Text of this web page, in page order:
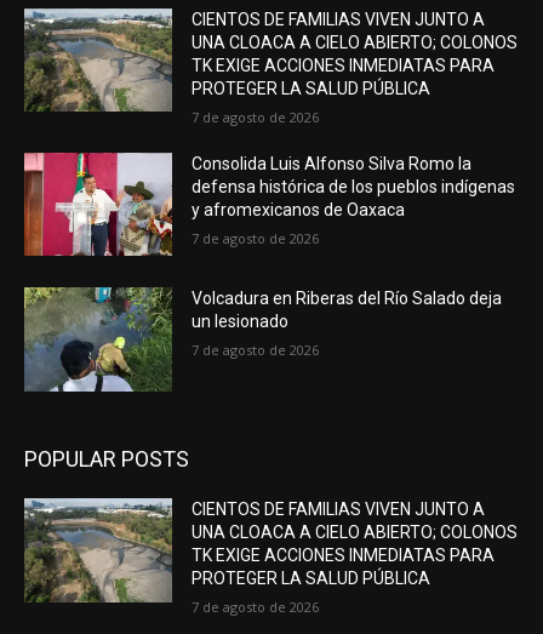
CIENTOS DE FAMILIAS VIVEN JUNTO A
UNA CLOACA A CIELO ABIERTO; COLONOS
TK EXIGE ACCIONES INMEDIATAS PARA
PROTEGER LA SALUD PÚBLICA
7 de agosto de 2026
Consolida Luis Alfonso Silva Romo la
defensa histórica de los pueblos indígenas
y afromexicanos de Oaxaca
7 de agosto de 2026
Volcadura en Riberas del Río Salado deja
un lesionado
7 de agosto de 2026
POPULAR POSTS
CIENTOS DE FAMILIAS VIVEN JUNTO A
UNA CLOACA A CIELO ABIERTO; COLONOS
TK EXIGE ACCIONES INMEDIATAS PARA
PROTEGER LA SALUD PÚBLICA
7 de agosto de 2026